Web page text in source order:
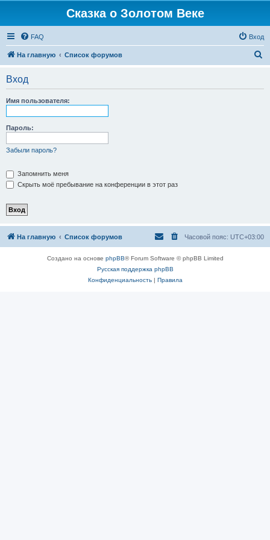
Сказка о Золотом Веке
FAQ Вход
На главную Список форумов
Вход
Имя пользователя:
Пароль:
Забыли пароль?
Запомнить меня
Скрыть моё пребывание на конференции в этот раз
На главную Список форумов Часовой пояс: UTC+03:00
Создано на основе phpBB® Forum Software © phpBB Limited
Русская поддержка phpBB
Конфиденциальность| Правила